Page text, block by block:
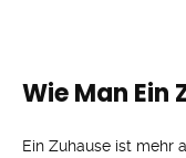
Wie Man Ein
Ein Zuhause ist mehr